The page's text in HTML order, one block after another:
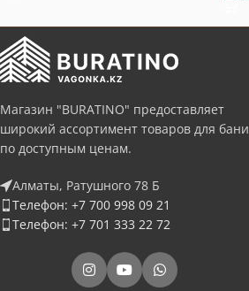
Магазин "BURATINO" предоставляет
широкий ассортимент товаров для бани
по доступным ценам.
Алматы, Ратушного 78 Б
Телефон: +7 700 998 09 21
Телефон: +7 701 333 22 72